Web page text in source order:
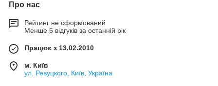
Про нас
Рейтинг не сформований
Менше 5 відгуків за останній рік
Працює з 13.02.2010
м. Київ
ул. Ревуцкого, Київ, Україна